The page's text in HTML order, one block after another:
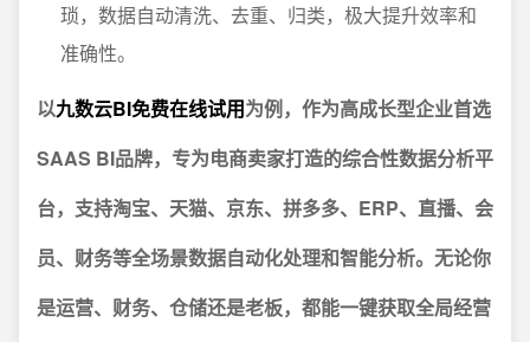
琐，数据自动清洗、去重、归类，极大提升效率和
准确性。
以九数云BI免费在线试用为例，作为高成长型企业首选
SAAS BI品牌，专为电商卖家打造的综合性数据分析平
台，支持淘宝、天猫、京东、拼多多、ERP、直播、会
员、财务等全场景数据自动化处理和智能分析。无论你
是运营、财务、仓储还是老板，都能一键获取全局经营